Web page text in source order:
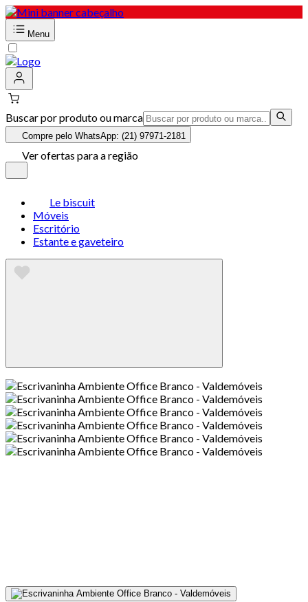
Menu
Buscar por produto ou marca
Compre pelo WhatsApp: (21) 97971-2181
Ver ofertas para a região
Le biscuit
Móveis
Escritório
Estante e gaveteiro